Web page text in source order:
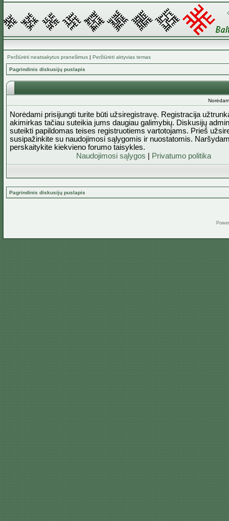
Peržiūrėti neatsakytus pranešimus | Peržiūrėti aktyvias temas
Pagrindinis diskusijų puslapis
Norėdami prisijungti turite būti užsiregistravę. Registracija
akimirkas tačiau suteikia jums daugiau galimybių. Diskusijų
suteikti papildomas teises registruotiems vartotojams. Prieš
susipažinkite su naudojimosi sąlygomis ir nuostatomis.
perskaitykite kiekvieno forumo taisykles.
Naudojimosi sąlygos
Privatumo politika
Pagrindinis diskusijų puslapis